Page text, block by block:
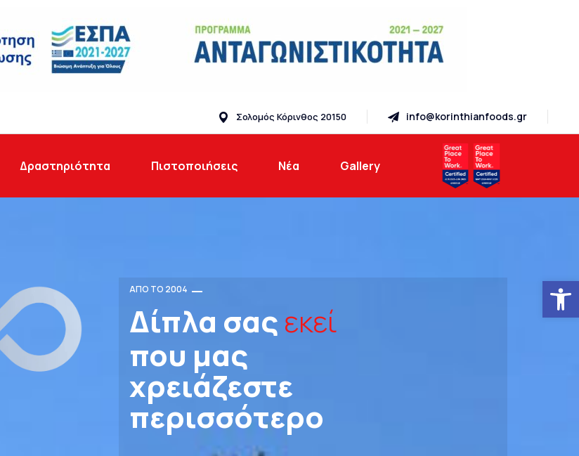
Σολομός Κόρινθος 20150 info@korinthianfoods.gr
Δραστηριότητα Πιστοποιήσεις Νέα Gallery
ΑΠΟ ΤΟ 2004
Δίπλα σαςεκεί
που μας
χρειάζεστε
περισσότερο